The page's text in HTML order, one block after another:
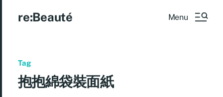
re:Beauté Menu
Tag
抱抱綿袋裝面紙